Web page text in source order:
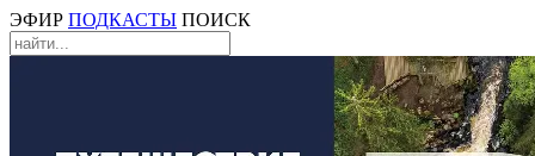
ЭФИР ПОДКАСТЫ ПОИСК